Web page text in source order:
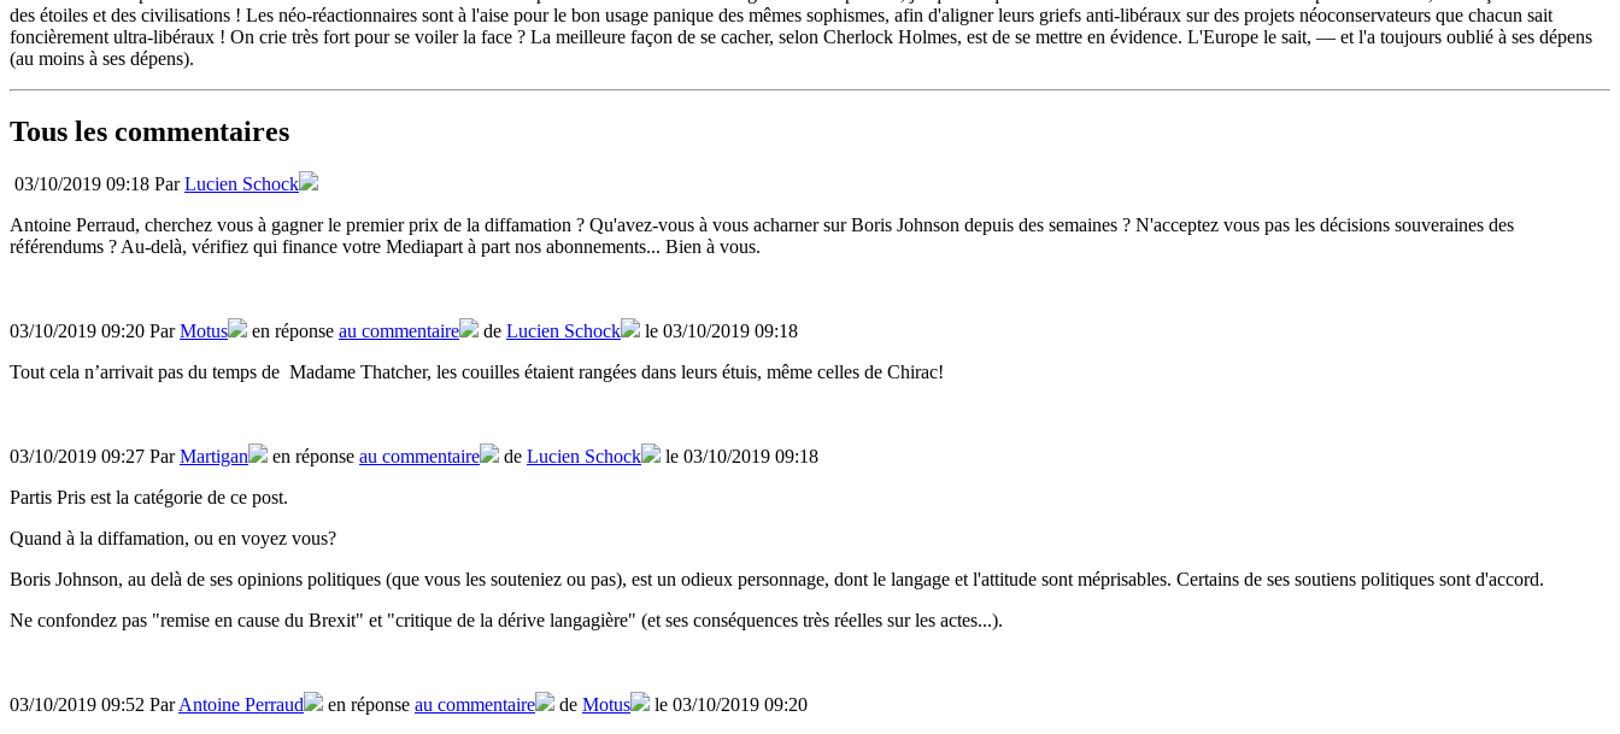
des étoiles et des civilisations ! Les néo-réactionnaires sont à l'aise pour le bon usage panique des mêmes sophismes, afin d'aligner leurs griefs anti-libéraux sur des projets néoconservateurs que chacun sait
foncièrement ultra-libéraux ! On crie très fort pour se voiler la face ? La meilleure façon de se cacher, selon Cherlock Holmes, est de se mettre en évidence. L'Europe le sait, — et l'a toujours oublié à ses dépens
(au moins à ses dépens).
Tous les commentaires
03/10/2019 09:18 ParLucien Schock
Antoine Perraud, cherchez vous à gagner le premier prix de la diffamation ? Qu'avez-vous à vous acharner sur Boris Johnson depuis des semaines ? N'acceptez vous pas les décisions souveraines des
référendums ? Au-delà, vérifiez qui finance votre Mediapart à part nos abonnements... Bien à vous.
03/10/2019 09:20 ParMotus en réponse au commentaire de Lucien Schock
le 03/10/2019 09:18
Tout cela n’arrivait pas du temps de Madame Thatcher, les couilles étaient rangées dans leurs étuis, même celles de Chirac!
03/10/2019 09:27 ParMartigan en réponse au commentaire de Lucien Schock
le 03/10/2019 09:18
Partis Pris est la catégorie de ce post.
Quand à la diffamation, ou en voyez vous?
Boris Johnson, au delà de ses opinions politiques (que vous les souteniez ou pas), est un odieux personnage, dont le langage et l'attitude sont méprisables. Certains de ses soutiens politiques sont d'accord.
Ne confondez pas "remise en cause du Brexit" et "critique de la dérive langagière" (et ses conséquences très réelles sur les actes...).
03/10/2019 09:52 ParAntoine Perraud en réponse au commentaire de Motus
le 03/10/2019 09:20